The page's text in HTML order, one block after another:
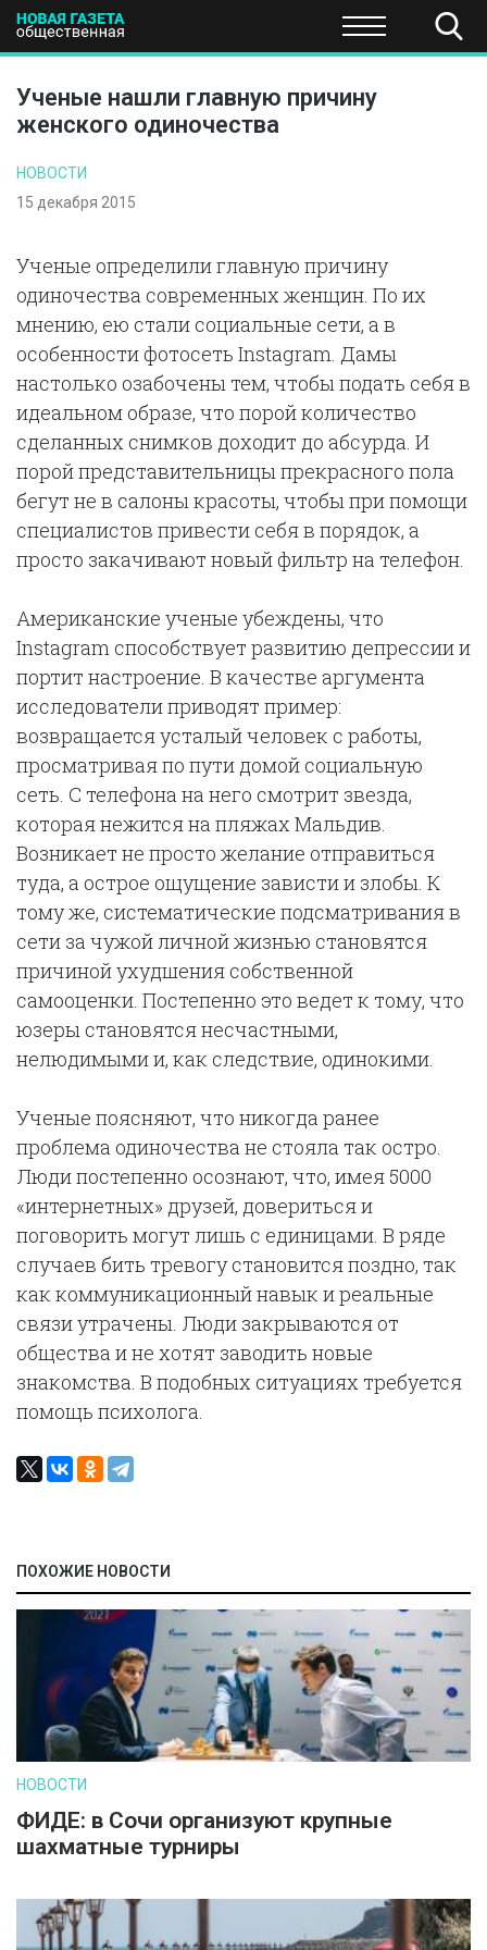
ПОЛИТИКА ЭКОНОМИКА НАУКА И
Ученые нашли главную причину
женского одиночества
НОВОСТИ
15 декабря 2015
Ученые определили главную причину
одиночества современных женщин. По их
мнению, ею стали социальные сети, а в
особенности фотосеть Instagram. Дамы
настолько озабочены тем, чтобы подать себя в
идеальном образе, что порой количество
сделанных снимков доходит до абсурда. И
порой представительницы прекрасного пола
бегут не в салоны красоты, чтобы при помощи
специалистов привести себя в порядок, а
просто закачивают новый фильтр на телефон.
Американские ученые убеждены, что
Instagram способствует развитию депрессии и
портит настроение. В качестве аргумента
исследователи приводят пример:
возвращается усталый человек с работы,
просматривая по пути домой социальную
сеть. С телефона на него смотрит звезда,
которая нежится на пляжах Мальдив.
Возникает не просто желание отправиться
туда, а острое ощущение зависти и злобы. К
тому же, систематические подсматривания в
сети за чужой личной жизнью становятся
причиной ухудшения собственной
самооценки. Постепенно это ведет к тому, что
юзеры становятся несчастными,
нелюдимыми и, как следствие, одинокими.
Ученые поясняют, что никогда ранее
проблема одиночества не стояла так остро.
Люди постепенно осознают, что, имея 5000
«интернетных» друзей, довериться и
поговорить могут лишь с единицами. В ряде
случаев бить тревогу становится поздно, так
как коммуникационный навык и реальные
связи утрачены. Люди закрываются от
общества и не хотят заводить новые
знакомства. В подобных ситуациях требуется
помощь психолога.
ПОХОЖИЕ НОВОСТИ
НОВОСТИ
ФИДЕ: в Сочи организуют крупные
шахматные турниры